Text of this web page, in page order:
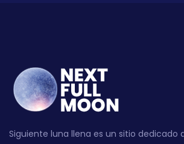
Siguiente luna llena es un sitio dedicado